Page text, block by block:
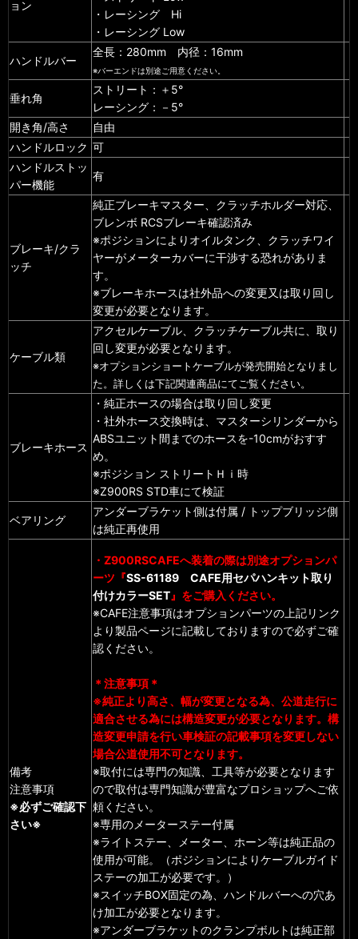
ョン
・レーシング Hi
・レーシング Low
ハンドルバー
全長：280mm 内径：16mm
※バーエンドは別途ご用意ください。
垂れ角
ストリート：＋5°
レーシング：－5°
開き角/高さ
自由
ハンドルロック 可
ハンドルストッ
パー機能
有
ブレーキ/クラ
ッチ
純正ブレーキマスター、クラッチホルダー対応、
ブレンボ RCSブレーキ確認済み
※ポジションによりオイルタンク、クラッチワイ
ヤーがメーターカバーに干渉する恐れがありま
す。
※ブレーキホースは社外品への変更又は取り回し
変更が必要となります。
ケーブル類
アクセルケーブル、クラッチケーブル共に、取り
回し変更が必要となります。
※オプションショートケーブルが発売開始となりまし
た。詳しくは下記関連商品にてご覧ください。
ブレーキホース
・純正ホースの場合は取り回し変更
・社外ホース交換時は、マスターシリンダーから
ABSユニット間までのホースを-10cmがおすす
め。
※ポジション ストリートＨｉ時
※Z900RS STD車にて検証
ベアリング
アンダーブラケット側は付属 / トップブリッジ側
は純正再使用
備考
注意事項
※必ずご確認下
さい※
・Z900RSCAFEへ装着の際は別途オプションパ
ーツ『SS-61189 CAFE用セパハンキット取り
付けカラーSET』をご購入ください。
※CAFE注意事項はオプションパーツの上記リンク
より製品ページに記載しておりますので必ずご確
認ください。
＊注意事項＊
※純正より高さ、幅が変更となる為、公道走行に
適合させる為には構造変更が必要となります。構
造変更申請を行い車検証の記載事項を変更しない
場合公道使用不可となります。
※取付には専門の知識、工具等が必要となります
ので取付は専門知識が豊富なプロショップへご依
頼ください。
※専用のメーターステー付属
※ライトステー、メーター、ホーン等は純正品の
使用が可能。（ポジションによりケーブルガイド
ステーの加工が必要です。）
※スイッチBOX固定の為、ハンドルバーへの穴あ
け加工が必要となります。
※アンダーブラケットのクランプボルトは純正部